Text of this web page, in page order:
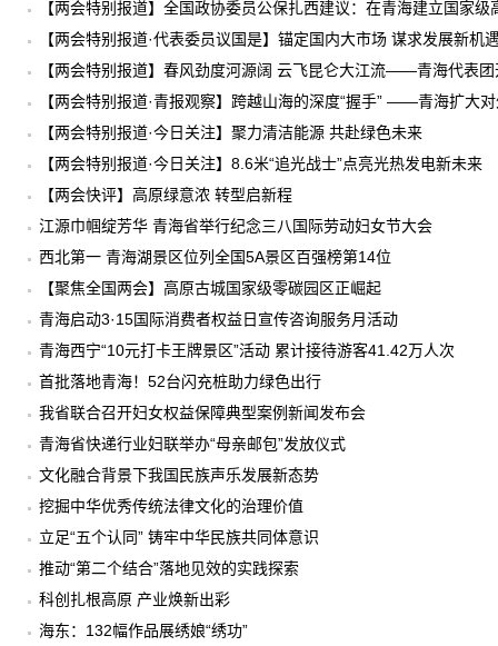
【两会特别报道】全国政协委员公保扎西建议：在青海建立国家级
【两会特别报道·代表委员议国是】锚定国内大市场 谋求发展新机
【两会特别报道】春风劲度河源阔 云飞昆仑大江流——青海代表
【两会特别报道·青报观察】跨越山海的深度“握手” ——青海扩大
【两会特别报道·今日关注】聚力清洁能源 共赴绿色未来
【两会特别报道·今日关注】8.6米“追光战士”点亮光热发电新未来
【两会快评】高原绿意浓 转型启新程
江源巾帼绽芳华 青海省举行纪念三八国际劳动妇女节大会
西北第一 青海湖景区位列全国5A景区百强榜第14位
【聚焦全国两会】高原古城国家级零碳园区正崛起
青海启动3·15国际消费者权益日宣传咨询服务月活动
青海西宁“10元打卡王牌景区”活动 累计接待游客41.42万人次
首批落地青海！52台闪充桩助力绿色出行
我省联合召开妇女权益保障典型案例新闻发布会
青海省快递行业妇联举办“母亲邮包”发放仪式
文化融合背景下我国民族声乐发展新态势
挖掘中华优秀传统法律文化的治理价值
立足“五个认同” 铸牢中华民族共同体意识
推动“第二个结合”落地见效的实践探索
科创扎根高原 产业焕新出彩
海东：132幅作品展绣娘“绣功”